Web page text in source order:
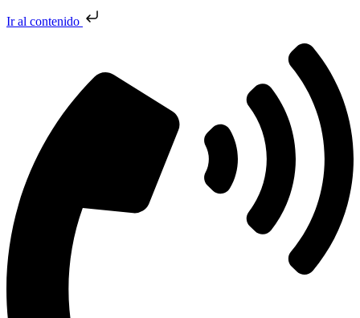
Ir al contenido